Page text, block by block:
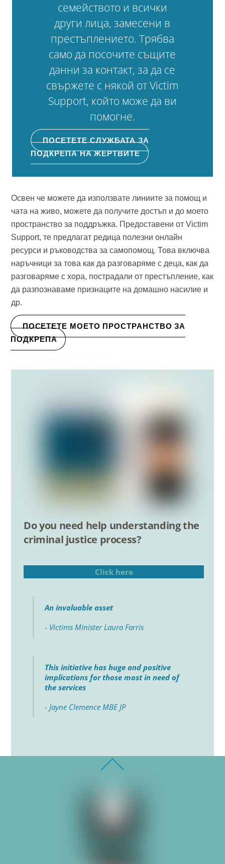
семейството и всички
други лица, замесени в
престъплението. Трябва
само да посочите същите
данни за контакт, за да се
свържете с някой от Victim
Support, който може да ви
помогне.
ПОСЕТЕТЕ СЛУЖБАТА ЗА
ПОДКРЕПА НА ЖЕРТВИТЕ
Освен че можете да използвате линиите за помощ и
чата на живо, можете да получите достъп и до моето
пространство за поддръжка. Предоставени от Victim
Support, те предлагат редица полезни онлайн
ресурси и ръководства за самопомощ. Това включва
наръчници за това как да разговаряме с деца, как да
разговаряме с хора, пострадали от престъпление, как
да разпознаваме признаците на домашно насилие и
др.
ПОСЕТЕТЕ МОЕТО ПРОСТРАНСТВО ЗА
ПОДКРЕПА
Do you need help understanding the
criminal justice process?
Click here
An invaluable asset
- Victims Minister Laura Farris
This initiative has huge and positive
implications for those most in need of
the services
- Jayne Clemence MBE JP
To